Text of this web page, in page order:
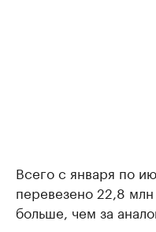
Всего с января по
перевезено 22,8
больше, чем за